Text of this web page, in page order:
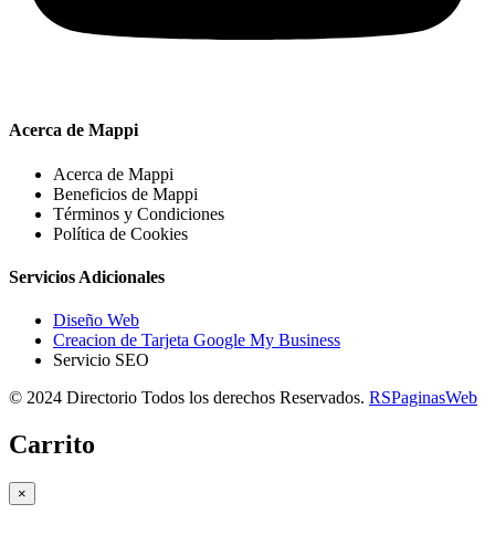
Acerca de Mappi
Acerca de Mappi
Beneficios de Mappi
Términos y Condiciones
Política de Cookies
Servicios Adicionales
Diseño Web
Creacion de Tarjeta Google My Business
Servicio SEO
© 2024 Directorio Todos los derechos Reservados. RSPaginasWeb
Carrito
×